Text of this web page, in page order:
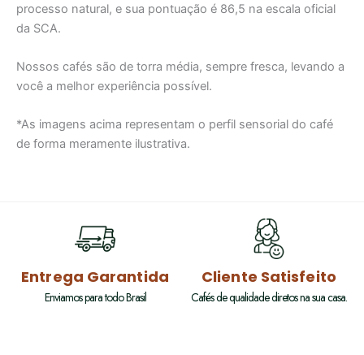
processo natural, e sua pontuação é 86,5 na escala oficial
da SCA.
Nossos cafés são de torra média, sempre fresca, levando a
você a melhor experiência possível.
*As imagens acima representam o perfil sensorial do café
de forma meramente ilustrativa.
Entrega Garantida
Enviamos para todo Brasil
Cliente Satisfeito
Cafés de qualidade diretos na sua casa.